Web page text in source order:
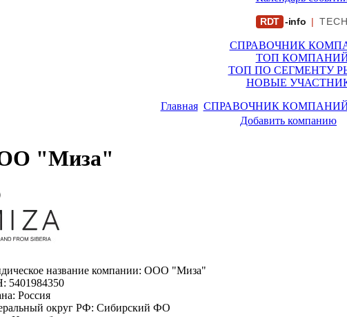
RDT -info | TECH
СПРАВОЧНИК
ТОП
ТОП ПО СЕГМЕНТУ
НОВЫЕ
Главная СПРАВОЧНИК
Добавить компанию
"Миза"
название компании: ООО "Миза"
5401984350
Россия
округ РФ: Сибирский ФО